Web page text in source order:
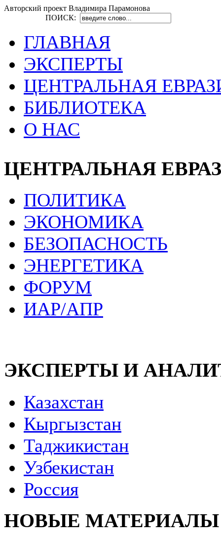
Авторский проект Владимира Парамонова
ПОИСК:
ГЛАВНАЯ
ЭКСПЕРТЫ
ЦЕНТРАЛЬНАЯ
БИБЛИОТЕКА
О НАС
ЦЕНТРАЛЬНАЯ
ПОЛИТИКА
ЭКОНОМИКА
БЕЗОПАСНОСТЬ
ЭНЕРГЕТИКА
ФОРУМ
ИАР/АПР
ЭКСПЕРТЫ И
Казахстан
Кыргызстан
Таджикистан
Узбекистан
Россия
НОВЫЕ МАТЕРИАЛЫ